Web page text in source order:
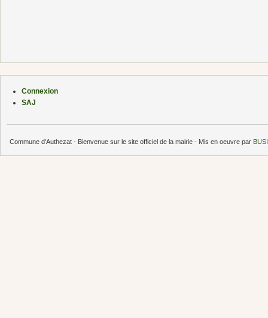
Connexion
SAJ
Commune d'Authezat - Bienvenue sur le site officiel de la mairie - Mis en oeuvre par